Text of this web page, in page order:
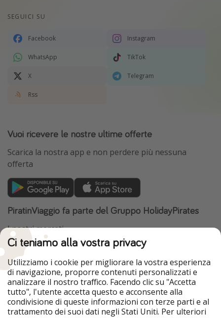
SEGUICI SU
Facebook Instagram
WhatsApp TikTok
X Telegram
Rss
Vuoi ricevere le nostre ultime offerte
Scarica la nostra app e non perdere più nessuna
offerta
PiratinViaggio fa parte del Gruppo HolidayPirates
I nostri mercati
HolidayPirates
VakantiePiraten
WakacyjniPiraci
Ferienpiraten
Urlaubspiraten
Urlaubspiraten
ViajerosPiratas
TravelPirates
Il nostro gruppo
HolidayPirates Group
Ci teniamo alla vostra privacy
Utilizziamo i cookie per migliorare la vostra esperienza
di navigazione, proporre contenuti personalizzati e
analizzare il nostro traffico. Facendo clic su "Accetta
tutto", l'utente accetta questo e acconsente alla
condivisione di queste informazioni con terze parti e al
trattamento dei suoi dati negli Stati Uniti. Per ulteriori